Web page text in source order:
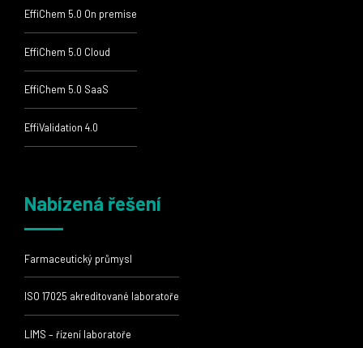
EffiChem 5.0 On premise
EffiChem 5.0 Cloud
EffiChem 5.0 SaaS
EffiValidation 4.0
Nabízená řešení
Farmaceutický průmysl
ISO 17025 akreditované laboratoře
LIMS – řízení laboratoře